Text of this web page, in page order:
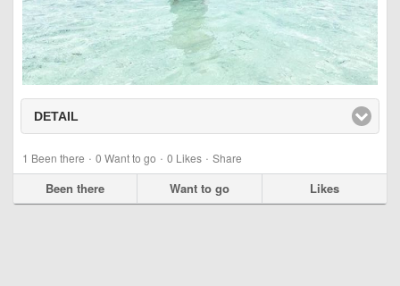
DETAIL
1 Been there · 0 Want to go · 0 Likes · Share
Been there Want to go Likes